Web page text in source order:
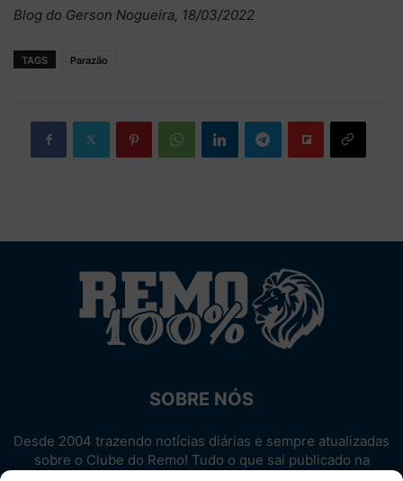
Blog do Gerson Nogueira, 18/03/2022
TAGS Parazão
SOBRE NÓS
Desde 2004 trazendo notícias diárias e sempre atualizadas
sobre o Clube do Remo! Tudo o que sai publicado na